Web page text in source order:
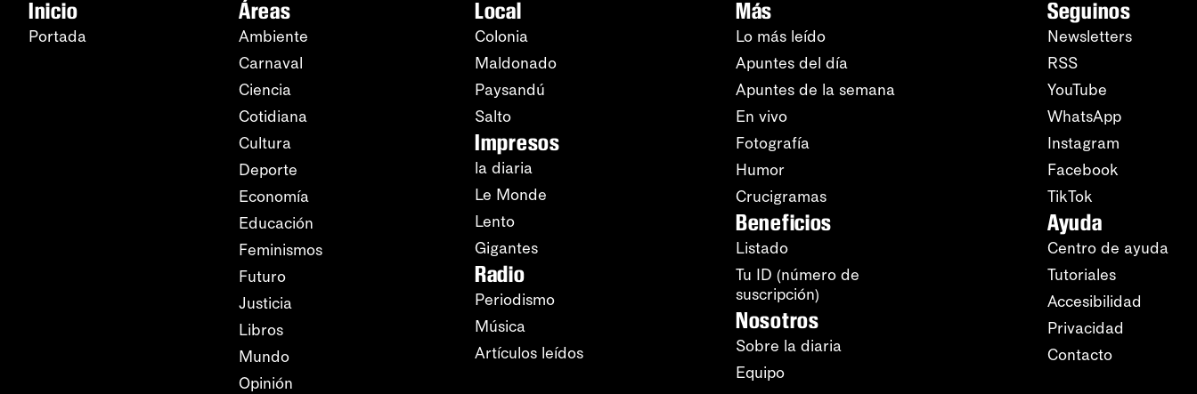
Inicio
Portada
Áreas
Ambiente
Carnaval
Ciencia
Cotidiana
Cultura
Deporte
Economía
Educación
Feminismos
Futuro
Justicia
Libros
Mundo
Opinión
Local
Colonia
Maldonado
Paysandú
Salto
Impresos
la diaria
Le Monde
Lento
Gigantes
Radio
Periodismo
Música
Artículos leídos
Más
Lo más leído
Apuntes del día
Apuntes de la semana
En vivo
Fotografía
Humor
Crucigramas
Beneficios
Listado
Tu ID (número de
suscripción)
Nosotros
Sobre la diaria
Equipo
Seguinos
Newsletters
RSS
YouTube
WhatsApp
Instagram
Facebook
TikTok
Ayuda
Centro de ayuda
Tutoriales
Accesibilidad
Privacidad
Contacto